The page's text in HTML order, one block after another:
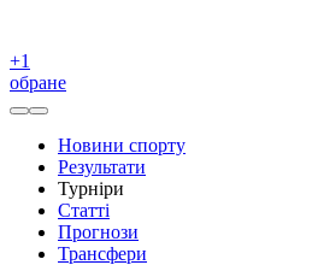
+1
обране
Новини спорту
Результати
Турніри
Статті
Прогнози
Трансфери